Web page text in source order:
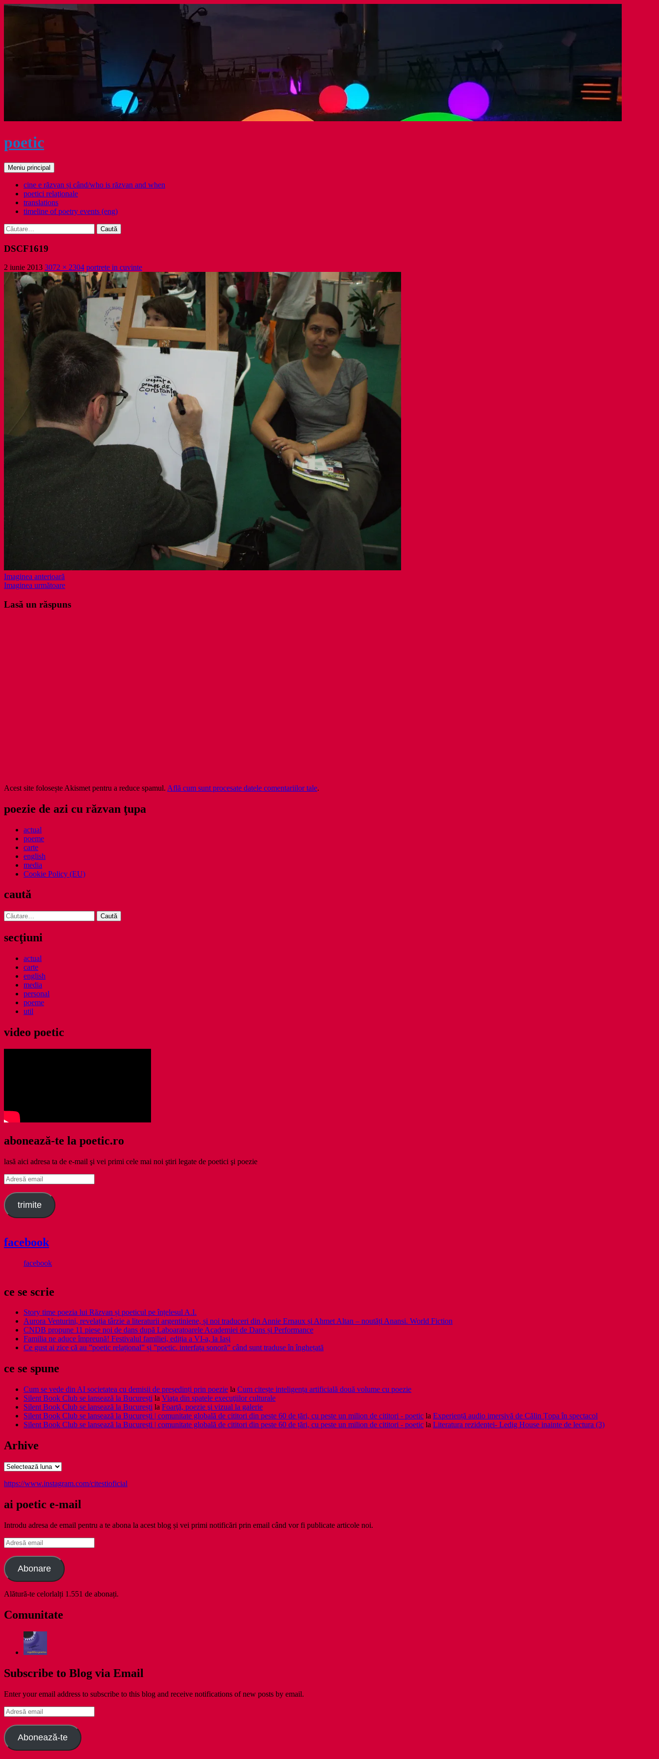
Sari
poetic
Caută
Meniu principal
cine e răzvan și când/who is răzvan and when
poetici relaţionale
translations
timeline of poetry events (eng)
Caută
după:
DSCF1619
2 iunie 2013 3072 × 2304 portrete in cuvinte
Imaginea anterioară
Imaginea următoare
Lasă un răspuns
Acest site folosește Akismet pentru a reduce spamul. Află cum sunt procesate datele comentariilor tale.
poezie de azi cu răzvan ţupa
actual
poeme
carte
english
media
Cookie Policy (EU)
caută
Caută
după:
secţiuni
actual
carte
english
media
personal
poeme
util
video poetic
abonează-te la poetic.ro
lasă aici adresa ta de e-mail şi vei primi cele mai noi ştiri legate de poetici şi poezie
Adresă
email
trimite
facebook
facebook
ce se scrie
Story time poezia lui Răzvan și poeticul pe înțelesul A.I.
Aurora Venturini, revelația târzie a literaturii argentiniene, și noi traduceri din Annie Ernaux și Ahmet Altan – noutăți Anansi. World Fiction
CNDB propune 11 piese noi de dans după Laboaratoarele Academiei de Dans și Performance
Familia ne aduce împreună! Festivalul familiei, ediția a VI-a, la Iași
Ce gust ai zice că au ”poetic relațional” și ”poetic. interfața sonoră” când sunt traduse în înghețată
ce se spune
Cum se vede din AI societatea cu demisii de președinți prin poezie la Cum citește inteligența artificială două volume cu poezie
Silent Book Club se lansează la București la Viaţa din spatele execuţiilor culturale
Silent Book Club se lansează la București la Foarţă, poezie şi vizual la galerie
Silent Book Club se lansează la București | comunitate globală de cititori din peste 60 de țări, cu peste un milion de cititori - poetic la Experiență audio imersivă de Călin Țopa în spectacol
Silent Book Club se lansează la București | comunitate globală de cititori din peste 60 de țări, cu peste un milion de cititori - poetic la Literatura rezidenţei- Ledig House inainte de lectura (3)
Arhive
Arhive
https://www.instagram.com/citestioficial
ai poetic e-mail
Introdu adresa de email pentru a te abona la acest blog și vei primi notificări prin email când vor fi publicate articole noi.
Adresă
email
Abonare
Alătură-te celorlalți 1.551 de abonați.
Comunitate
Subscribe to Blog via Email
Enter your email address to subscribe to this blog and receive notifications of new posts by email.
Adresă
email
Abonează-te